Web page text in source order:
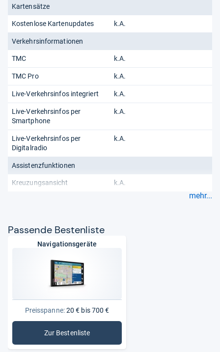
Kartensätze
Kostenlose Kartenupdates k.A.
Verkehrsinformationen
TMC k.A.
TMC Pro k.A.
Live-Verkehrsinfos integriert k.A.
Live-Verkehrsinfos per
Smartphone
k.A.
Live-Verkehrsinfos per
Digitalradio
k.A.
Assistenzfunktionen
Kreuzungsansicht k.A.
mehr...
Pas­sende Bes­ten­liste
Navigationsgeräte
Preisspanne:20 € bis 700 €
Zur Bestenliste: Navigationsgeräte